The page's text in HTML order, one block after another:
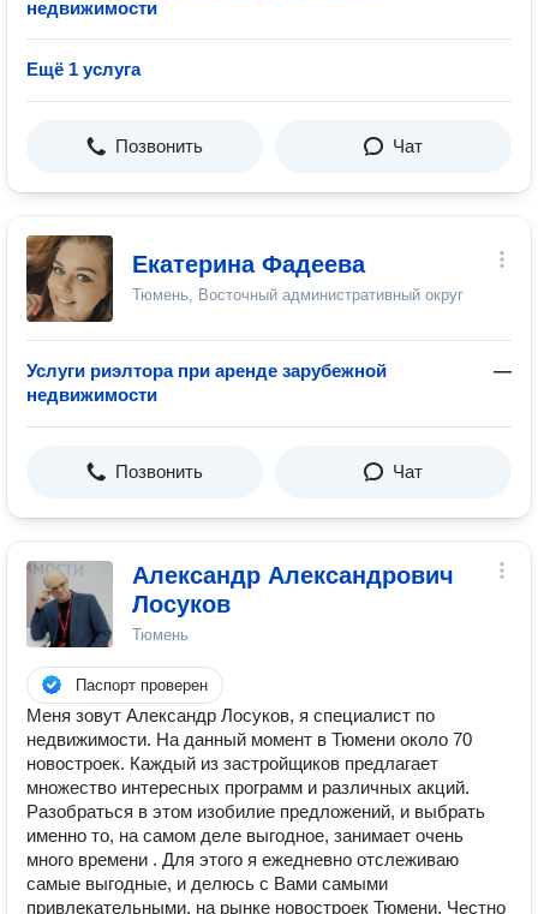
недвижимости
Ещё 1 услуга
Позвонить Чат
Екатерина Фадеева
Тюмень, Восточный административный округ
Услуги риэлтора при аренде зарубежной
недвижимости
—
Позвонить Чат
Александр Александрович
Лосуков
Тюмень
Паспорт проверен
Меня зовут Александр Лосуков, я специалист по
недвижимости. На данный момент в Тюмени около 70
новостроек. Каждый из застройщиков предлагает
множество интересных программ и различных акций.
Разобраться в этом изобилие предложений, и выбрать
именно то, на самом деле выгодное, занимает очень
много времени . Для этого я ежедневно отслеживаю
самые выгодные, и делюсь с Вами самыми
привлекательными, на рынке новостроек Тюмени. Честно